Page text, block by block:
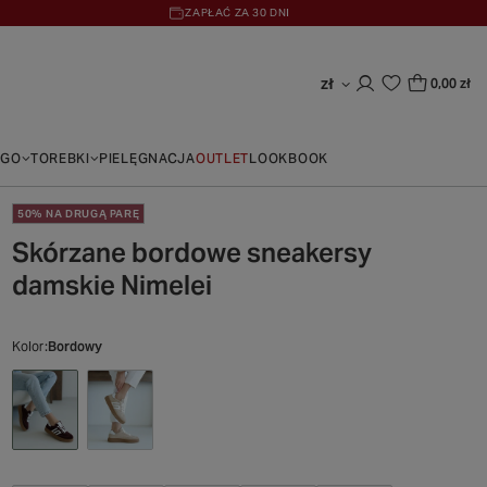
ZAPŁAĆ ZA 30 DNI
zł 0,00 zł
TOREBKI PIELĘGNACJAOUTLETLOOKBOOK
50% NA DRUGĄ PARĘ
Skórzane bordowe sneakersy
damskie Nimelei
Kolor Bordowy